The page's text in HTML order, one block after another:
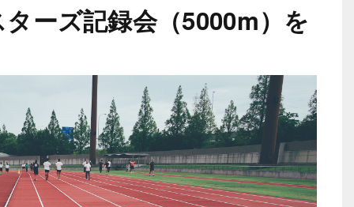
ーズ記録会（5000m）を